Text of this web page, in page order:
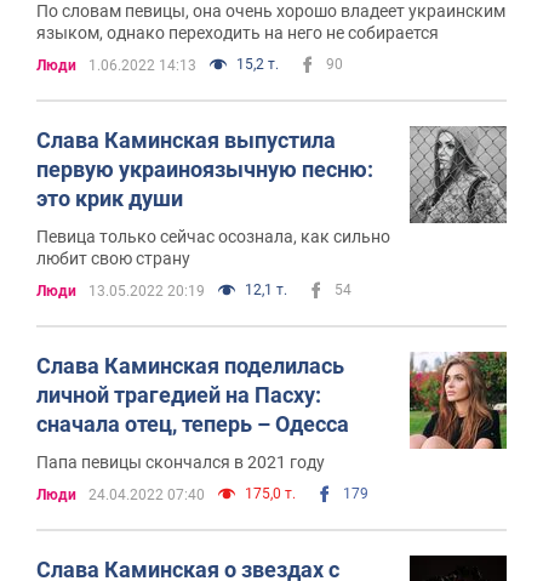
По словам певицы, она очень хорошо владеет украинским
языком, однако переходить на него не собирается
Люди 1.06.2022 14:13 15,2 т. 90
Слава Каминская выпустила
первую украиноязычную песню:
это крик души
Певица только сейчас осознала, как сильно
любит свою страну
Люди 13.05.2022 20:19 12,1 т. 54
Слава Каминская поделилась
личной трагедией на Пасху:
сначала отец, теперь – Одесса
Папа певицы скончался в 2021 году
Люди 24.04.2022 07:40 175,0 т. 179
Слава Каминская о звездах с